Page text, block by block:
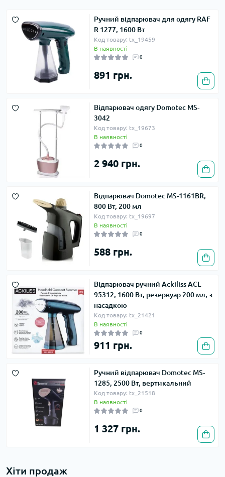
Ручний відпарювач для одягу RAF
R 1277, 1600 Вт
Код товару: tx_19459
В наявності
0
891 грн.
Відпарювач одягу Domotec MS-
3042
Код товару: tx_19673
В наявності
0
2 940 грн.
Відпарювач Domotec MS-1161BR,
800 Вт, 200 мл
Код товару: tx_19697
В наявності
0
588 грн.
Відпарювач ручний Ackiliss ACL
95312, 1600 Вт, резервуар 200 мл, з
насадкою
Код товару: tx_21421
В наявності
0
911 грн.
Ручний відпарювач Domotec MS-
1285, 2500 Вт, вертикальний
Код товару: tx_21518
В наявності
0
1 327 грн.
Хіти продаж